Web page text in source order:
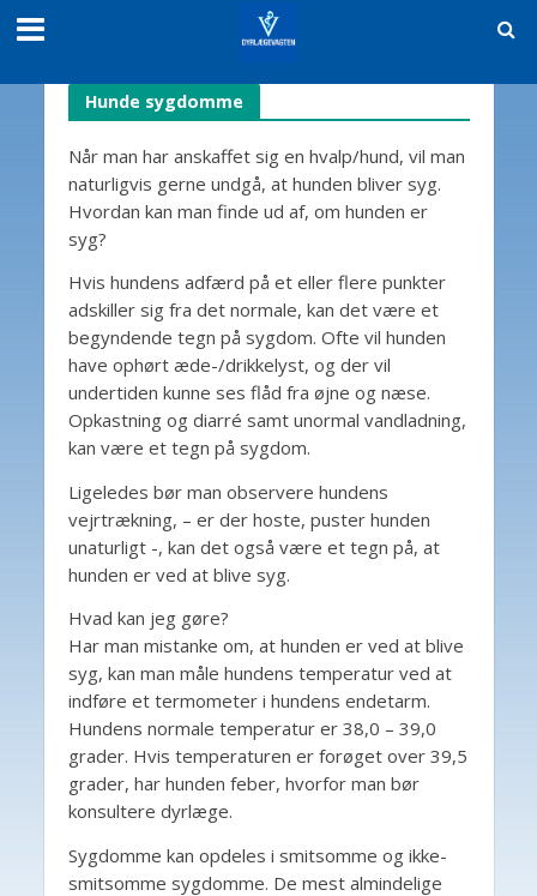
Hunde sygdomme
Når man har anskaffet sig en hvalp/hund, vil man
naturligvis gerne undgå, at hunden bliver syg.
Hvordan kan man finde ud af, om hunden er
syg?
Hvis hundens adfærd på et eller flere punkter
adskiller sig fra det normale, kan det være et
begyndende tegn på sygdom. Ofte vil hunden
have ophørt æde-/drikkelyst, og der vil
undertiden kunne ses flåd fra øjne og næse.
Opkastning og diarré samt unormal vandladning,
kan være et tegn på sygdom.
Ligeledes bør man observere hundens
vejrtrækning, – er der hoste, puster hunden
unaturligt -, kan det også være et tegn på, at
hunden er ved at blive syg.
Hvad kan jeg gøre?
Har man mistanke om, at hunden er ved at blive
syg, kan man måle hundens temperatur ved at
indføre et termometer i hundens endetarm.
Hundens normale temperatur er 38,0 – 39,0
grader. Hvis temperaturen er forøget over 39,5
grader, har hunden feber, hvorfor man bør
konsultere dyrlæge.
Sygdomme kan opdeles i smitsomme og ikke-
smitsomme sygdomme. De mest almindelige